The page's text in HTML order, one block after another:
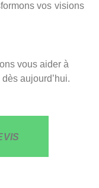
vos visions
vous aider à
aujourd’hui.